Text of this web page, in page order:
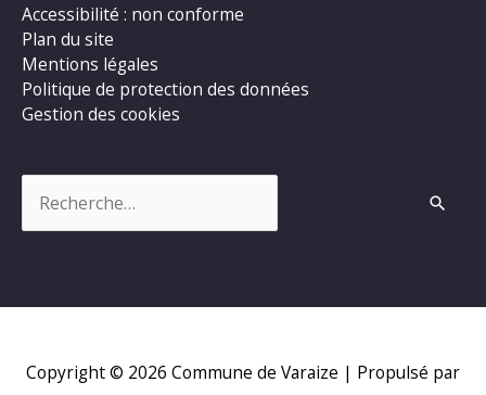
Accessibilité : non conforme
Plan du site
Mentions légales
Politique de protection des données
Gestion des cookies
Copyright © 2026 Commune de Varaize | Propulsé par